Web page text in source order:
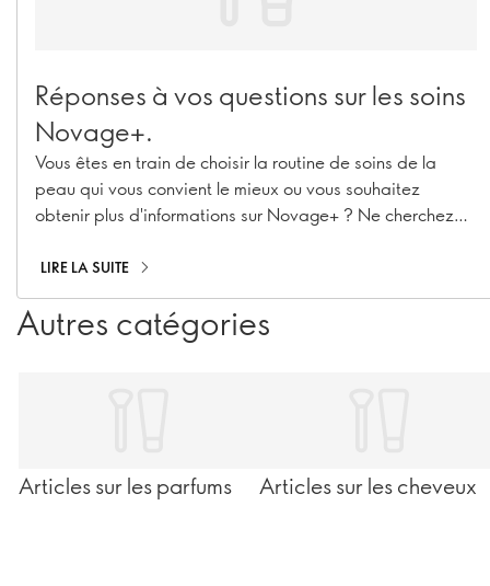
Réponses à vos questions sur les soins
Novage+.
Vous êtes en train de choisir la routine de soins de la
peau qui vous convient le mieux ou vous souhaitez
obtenir plus d'informations sur Novage+ ? Ne cherchez
Implementation & Premium Skincare Expert, Caroline
Charpentier, a répondu à vos questions les plus
pressantes sur Novage+ !
LIRE LA SUITE
Autres catégories
Articles sur les parfums Articles sur les cheveux